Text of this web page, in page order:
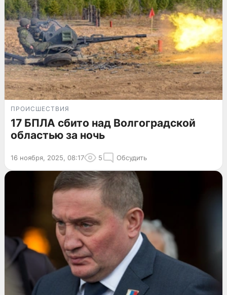
ПРОИСШЕСТВИЯ
17 БПЛА сбито над Волгоградской
областью за ночь
16 ноября, 2025, 08:17 5 Обсудить